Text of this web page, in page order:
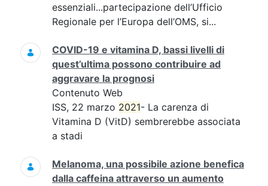
essenziali...partecipazione dell’Ufficio
Regionale per l’Europa dell’OMS, si...
COVID-19 e vitamina D, bassi livelli di
quest’ultima possono contribuire ad
aggravare la prognosi
Contenuto Web
ISS, 22 marzo 2021- La carenza di
Vitamina D (VitD) sembrerebbe associata
a stadi
Melanoma, una possibile azione benefica
dalla caffeina attraverso un aumento